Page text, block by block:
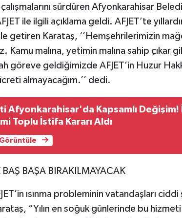
sürdüren Afyonkarahisar
ile ilgili açıklama geldi. AFJET’te yıllardır
getiren Karataş, ‘’Hemşehrilerimizin
malına, yetimin malına sahip çıkar
göreve geldiğimizde AFJET’in Huzur
almayacağım.’’ dedi.
Afyonkarahisar'da Kapsamlı Değişim! İl
Toplu İstifa Kararı Aldı
BAŞA BIRAKILMAYACAK
ısınma probleminin vatandaşları
“Yılın en soğuk günlerinde bu hizmeti